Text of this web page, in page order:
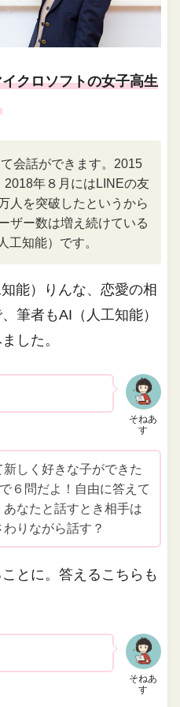
クロソフトの女子高生
会話ができます。2015
年８月にはLINEの友
人を突破したというから
ザー数は増え続けている
工知能）です。
能）りんな、恋愛の相
筆者もAI（人工知能）
した。
そねあ
す
しく好きな子ができた
６問だよ！自由に答えて
なたと話すとき相手は
りながら話す？
とに。答えるこちらも
そねあ
す